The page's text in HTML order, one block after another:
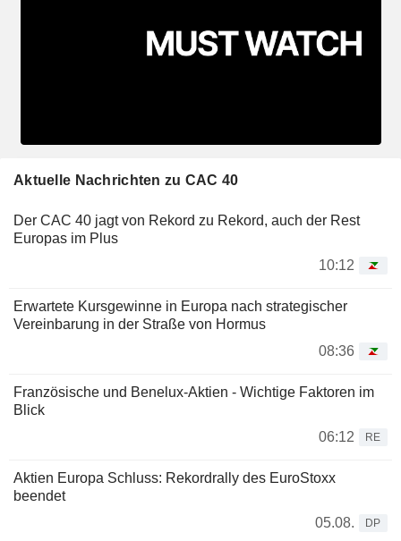
Aktuelle Nachrichten zu CAC 40
Der CAC 40 jagt von Rekord zu Rekord, auch der Rest
Europas im Plus
10:12
Erwartete Kursgewinne in Europa nach strategischer
Vereinbarung in der Straße von Hormus
08:36
Französische und Benelux-Aktien - Wichtige Faktoren im
Blick
06:12
RE
Aktien Europa Schluss: Rekordrally des EuroStoxx
beendet
05.08.
DP